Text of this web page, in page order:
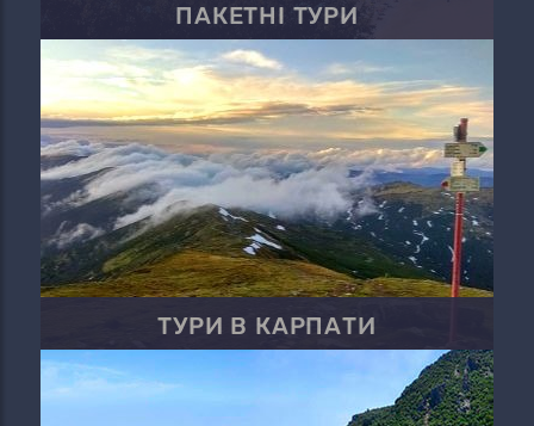
ПАКЕТНІ ТУРИ
ТУРИ В КАРПАТИ